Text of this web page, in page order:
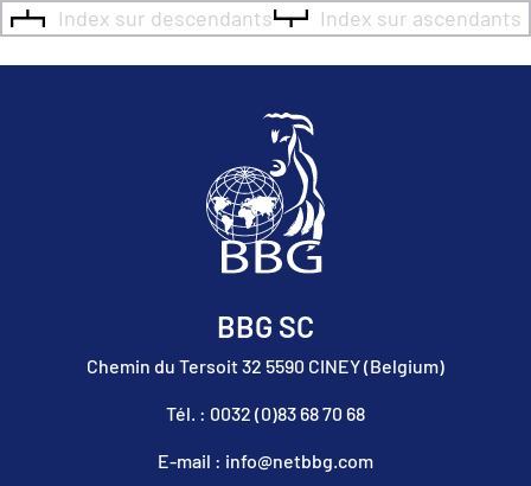
Index sur descendants Index sur ascendants
BBG SC
Chemin du Tersoit 32 5590 CINEY (Belgium)
Tél. : 0032 (0)83 68 70 68
E-mail : info@netbbg.com